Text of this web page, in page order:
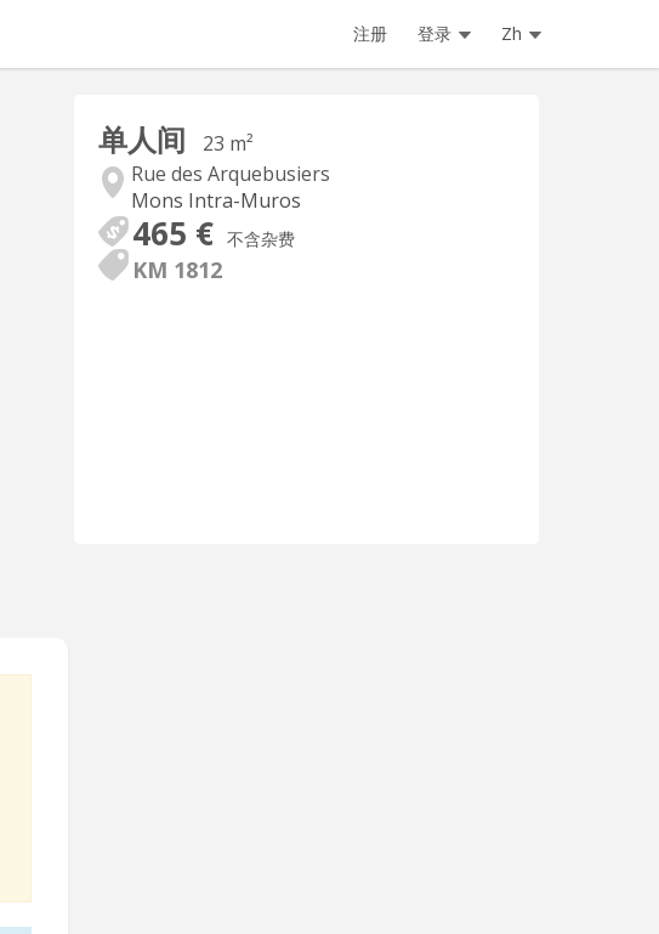
注册 登录 Zh
单人间
23 m²
Rue des Arquebusiers
Mons Intra-Muros
465 € 不含杂费
KM 1812